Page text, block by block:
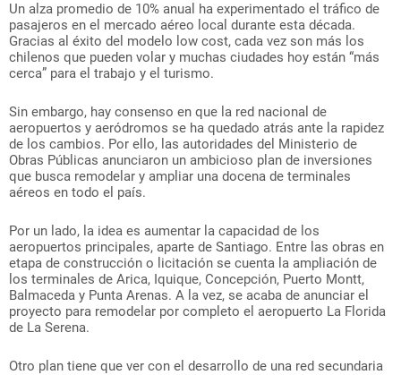
Un alza promedio de 10% anual ha experimentado el tráfico de
pasajeros en el mercado aéreo local durante esta década.
Gracias al éxito del modelo low cost, cada vez son más los
chilenos que pueden volar y muchas ciudades hoy están “más
cerca” para el trabajo y el turismo.
Sin embargo, hay consenso en que la red nacional de
aeropuertos y aeródromos se ha quedado atrás ante la rapidez
de los cambios. Por ello, las autoridades del Ministerio de
Obras Públicas anunciaron un ambicioso plan de inversiones
que busca remodelar y ampliar una docena de terminales
aéreos en todo el país.
Por un lado, la idea es aumentar la capacidad de los
aeropuertos principales, aparte de Santiago. Entre las obras en
etapa de construcción o licitación se cuenta la ampliación de
los terminales de Arica, Iquique, Concepción, Puerto Montt,
Balmaceda y Punta Arenas. A la vez, se acaba de anunciar el
proyecto para remodelar por completo el aeropuerto La Florida
de La Serena.
Otro plan tiene que ver con el desarrollo de una red secundaria